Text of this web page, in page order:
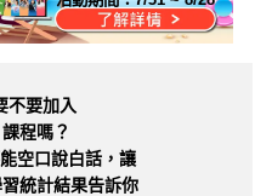
不要加入
程嗎？
空口說白話，讓
統計結果告訴你